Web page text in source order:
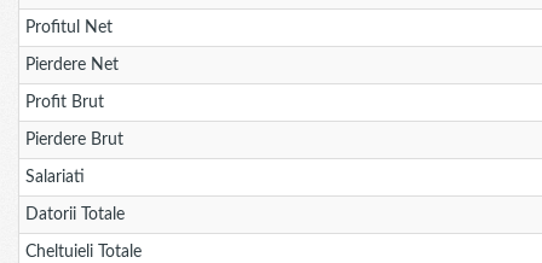
Profitul Net
Pierdere Net
Profit Brut
Pierdere Brut
Salariati
Datorii Totale
Cheltuieli Totale